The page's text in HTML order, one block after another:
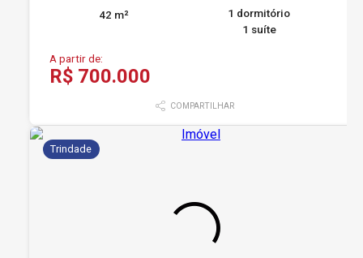
42 m²
1 dormitório
1 suíte
A partir de:
R$ 700.000
COMPARTILHAR
Trindade